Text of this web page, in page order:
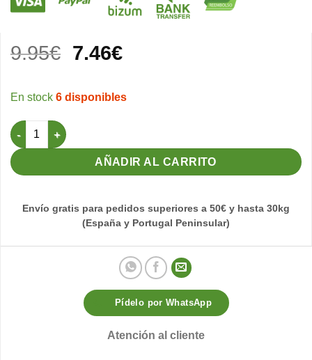
9.95€ El
original
era:
7.46€El
actual
6 disponibles
Revista Plumas Nº11 cantidad
AÑADIR AL CARRITO
Envío gratis para pedidos superiores a 50€ y hasta 30kg
(España y Portugal Peninsular)
Pídelo por WhatsApp
Atención al cliente